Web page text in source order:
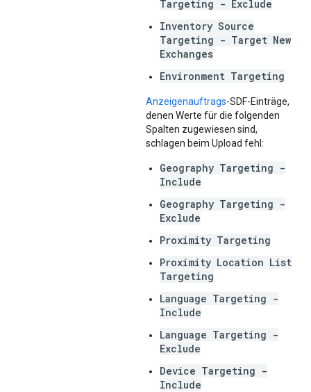
Targeting - Exclude
Inventory Source
Targeting - Target New
Exchanges
Environment Targeting
Anzeigenauftrags-SDF-Einträge,
denen Werte für die folgenden
Spalten zugewiesen sind,
schlagen beim Upload fehl:
Geography Targeting -
Include
Geography Targeting -
Exclude
Proximity Targeting
Proximity Location List
Targeting
Language Targeting -
Include
Language Targeting -
Exclude
Device Targeting -
Include